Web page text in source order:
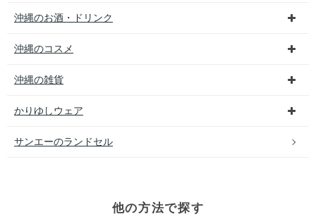
沖縄のお酒・ドリンク
沖縄のコスメ
沖縄の雑貨
かりゆしウェア
サンエーのランドセル
他の方法で探す